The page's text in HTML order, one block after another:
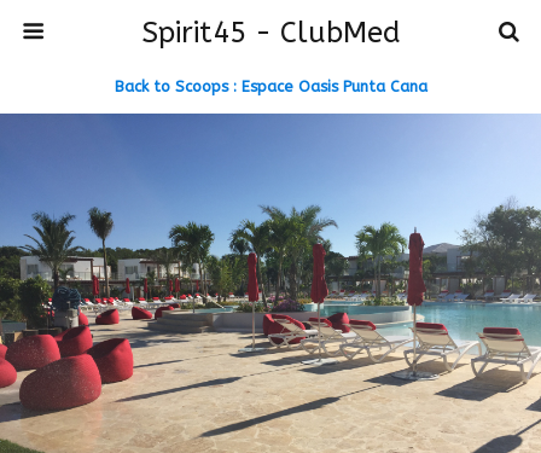
Spirit45 - ClubMed
Back to Scoops : Espace Oasis Punta Cana